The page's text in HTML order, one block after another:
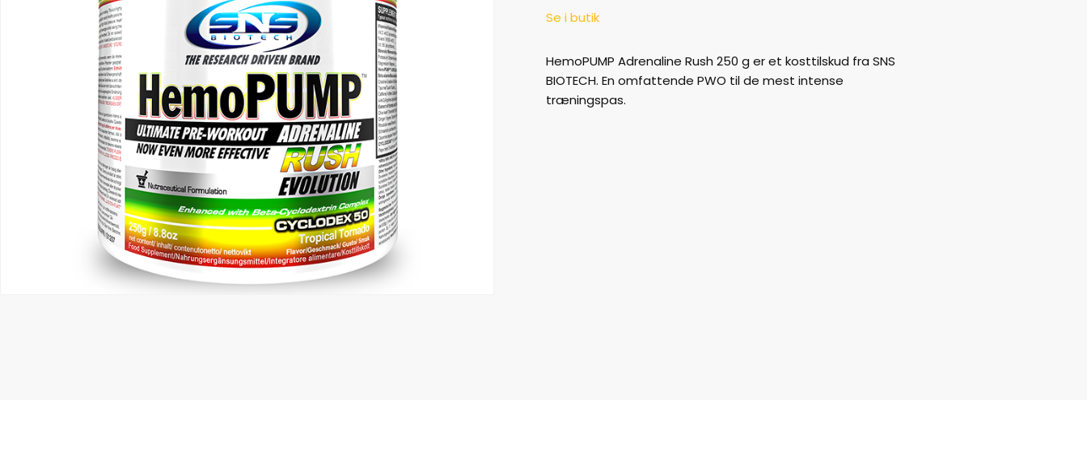
Se i butik
HemoPUMP Adrenaline Rush 250 g er et kosttilskud fra SNS
BIOTECH. En omfattende PWO til de mest intense
træningspas.